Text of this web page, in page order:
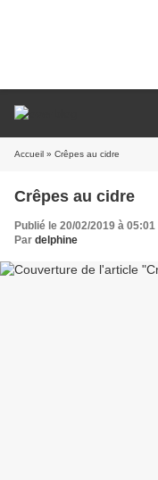
Accueil » Crêpes au cidre
Crêpes au cidre
Publié le 20/02/2019 à 05:01
Par delphine